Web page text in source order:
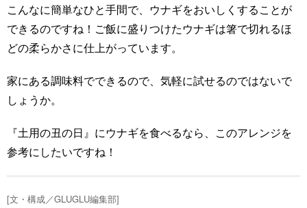
こんなに簡単なひと手間で、ウナギをおいしくすることが
できるのですね！ご飯に盛りつけたウナギは箸で切れるほ
どの柔らかさに仕上がっています。
家にある調味料でできるので、気軽に試せるのではないで
しょうか。
『土用の丑の日』にウナギを食べるなら、このアレンジを
参考にしたいですね！
[文・構成／GLUGLU編集部]